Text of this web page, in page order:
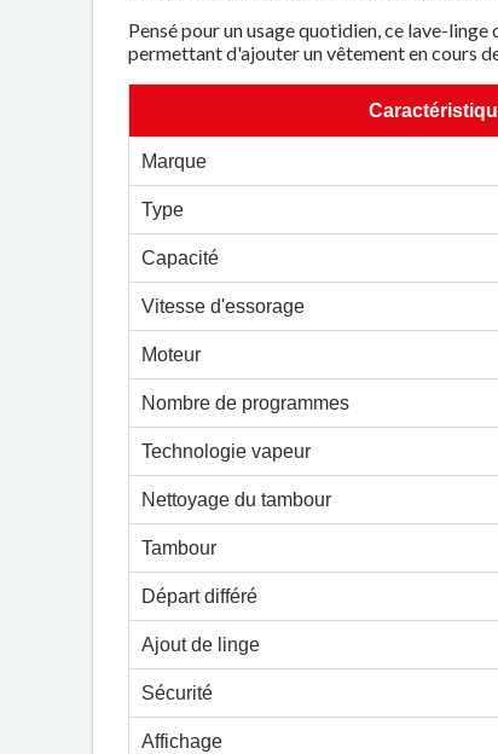
Pensé pour un usage quotidien, ce lave-
permettant d'ajouter un vêtement en cours
Marque
Type
Capacité
Vitesse d'essorage
Moteur
Nombre de programmes
Technologie vapeur
Nettoyage du tambour
Tambour
Départ différé
Ajout de linge
Sécurité
Affichage